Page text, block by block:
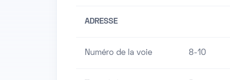
ADRESSE
Numéro de la voie 8-10